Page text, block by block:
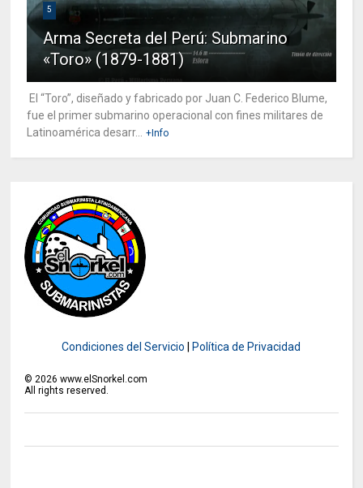
5
Arma Secreta del Perú: Submarino
«Toro» (1879-1881)
El “Toro”, diseñado y fabricado por Juan C. Federico Blume,
fue el primer submarino operacional con fines militares de
Latinoamérica desarr...
+Info
Condiciones del Servicio Política de Privacidad
©2026 www.elSnorkel.com
All rights reserved.